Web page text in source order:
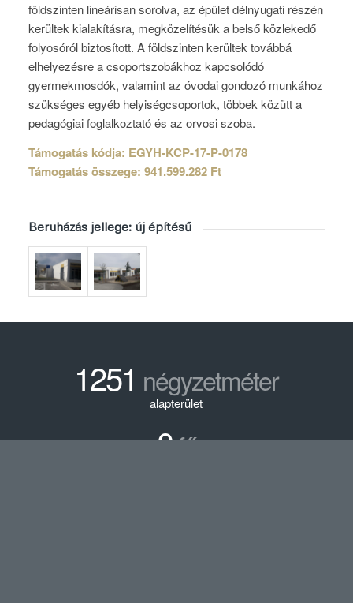
földszinten lineárisan sorolva, az épület délnyugati részén
kerültek kialakításra, megközelítésük a belső közlekedő
folyosóról biztosított. A földszinten kerültek továbbá
elhelyezésre a csoportszobákhoz kapcsolódó
gyermekmosdók, valamint az óvodai gondozó munkához
szükséges egyéb helyiségcsoportok, többek közütt a
pedagógiai foglalkoztató és az orvosi szoba.
Támogatás kódja: EGYH-KCP-17-P-0178
Támogatás összege: 941.599.282 Ft
Beruházás jellege: új építésű
1251 négyzetméter
alapterület
0fő